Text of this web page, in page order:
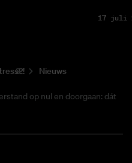
17 juli
Nieuws
op nul en doorgaan: dát